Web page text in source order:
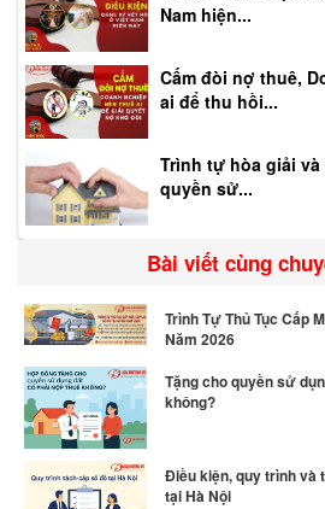
Nam hiện...
Cấm đòi nợ thuê,
ai để thu hồi...
Trình tự hòa giải
quyền sử...
Bài viết cùng
Trình Tự Thủ Tục Cấp
Năm 2026
Tặng cho quyền sử
không?
Điều kiện, quy trình và
tại Hà Nội